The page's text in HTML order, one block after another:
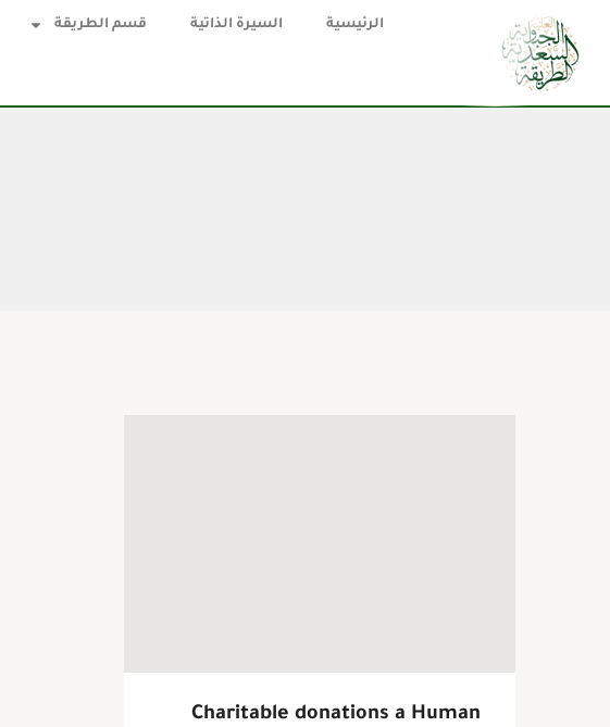
الرئيسية السيرة الذاتية قسم الطريقة
Charitable donations a Human